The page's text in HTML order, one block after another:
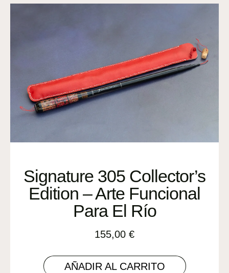
Signature 305 Collector’s
Edition – Arte Funcional
Para El Río
155,00 €
AÑADIR AL CARRITO